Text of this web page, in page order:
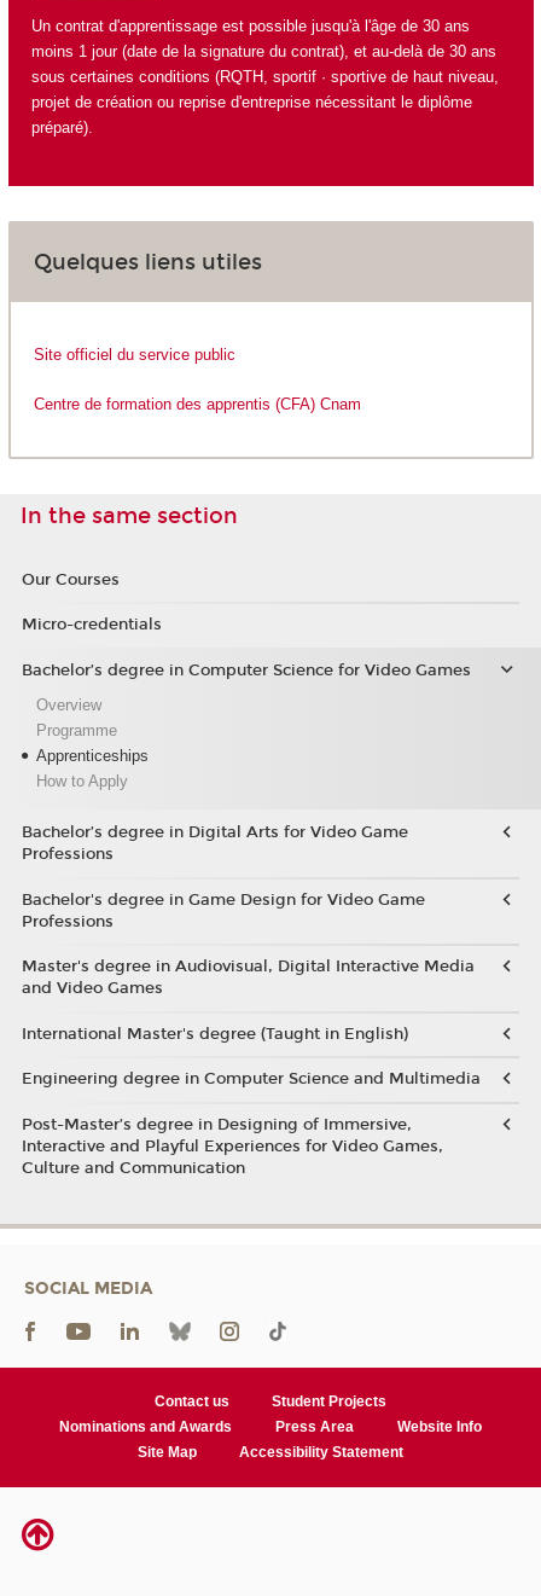
Un contrat d'apprentissage est possible jusqu'à l'âge de 30 ans
moins 1 jour (date de la signature du contrat), et au-delà de 30 ans
sous certaines conditions (RQTH, sportif · sportive de haut niveau,
projet de création ou reprise d'entreprise nécessitant le diplôme
préparé).
Quelques liens utiles
Site officiel du service public
Centre de formation des apprentis (CFA) Cnam
In the same section
Our Courses
Micro-credentials
Bachelor’s degree in Computer Science for Video Games
Overview
Programme
Apprenticeships
How to Apply
Bachelor’s degree in Digital Arts for Video Game
Professions
Bachelor's degree in Game Design for Video Game
Professions
Master's degree in Audiovisual, Digital Interactive Media
and Video Games
International Master's degree (Taught in English)
Engineering degree in Computer Science and Multimedia
Post-Master’s degree in Designing of Immersive,
Interactive and Playful Experiences for Video Games,
Culture and Communication
SOCIAL MEDIA
Contact us
Student Projects
Nominations and Awards
Press Area
Website Info
Site Map
Accessibility Statement